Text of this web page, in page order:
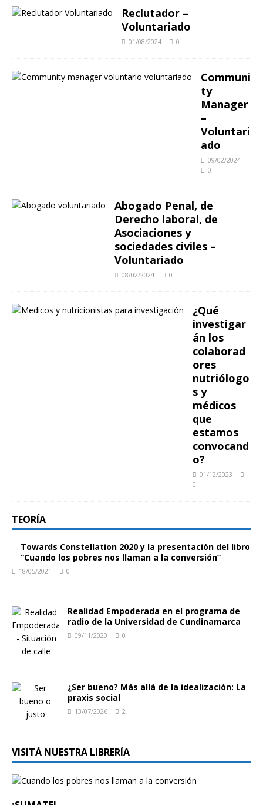
Reclutador –
Voluntariado
01/08/2024 0
Communi
ty
Manager
–
Voluntari
ado
09/02/2024
0
Abogado Penal, de
Derecho laboral, de
Asociaciones y
sociedades civiles –
Voluntariado
08/02/2024 0
¿Qué
investigar
án los
colaborad
ores
nutriólogo
s y
médicos
que
estamos
convocand
o?
01/12/2023
0
TEORÍA
Towards Constellation 2020 y la presentación del libro
“Cuando los pobres nos llaman a la conversión”
18/05/2021 0
Realidad Empoderada en el programa de
radio de la Universidad de Cundinamarca
09/11/2020 0
¿Ser bueno? Más allá de la idealización: La
praxis social
13/07/2026 2
VISITÁ NUESTRA LIBRERÍA